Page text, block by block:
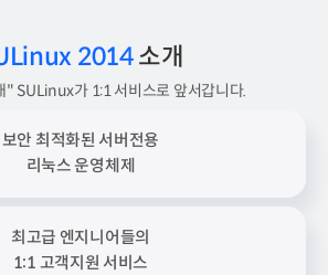
2014소개
" SULinux가 1:1 서비스로 앞서갑니다.
보안 최적화된 서버전용
리눅스 운영체제
최고급 엔지니어들의
1:1 고객지원 서비스